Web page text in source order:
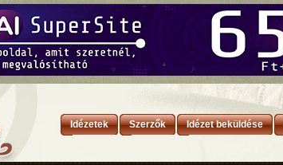
Idézetek Szerzők Idézet beküldése